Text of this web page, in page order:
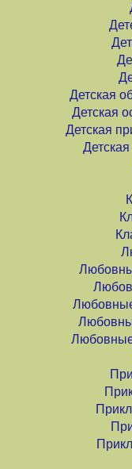
Детская
Детская
Детская